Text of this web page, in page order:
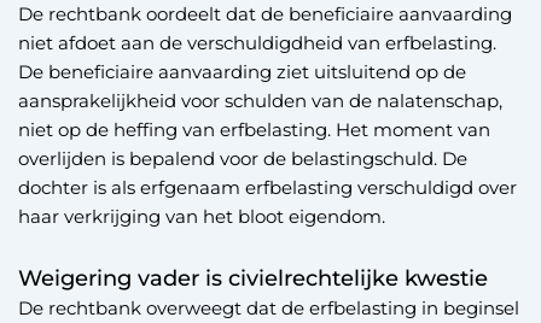
De rechtbank oordeelt dat de beneficiaire aanvaarding
niet afdoet aan de verschuldigdheid van erfbelasting.
De beneficiaire aanvaarding ziet uitsluitend op de
aansprakelijkheid voor schulden van de nalatenschap,
niet op de heffing van erfbelasting. Het moment van
overlijden is bepalend voor de belastingschuld. De
dochter is als erfgenaam erfbelasting verschuldigd over
haar verkrijging van het bloot eigendom.
Weigering vader is civielrechtelijke kwestie
De rechtbank overweegt dat de erfbelasting in beginsel